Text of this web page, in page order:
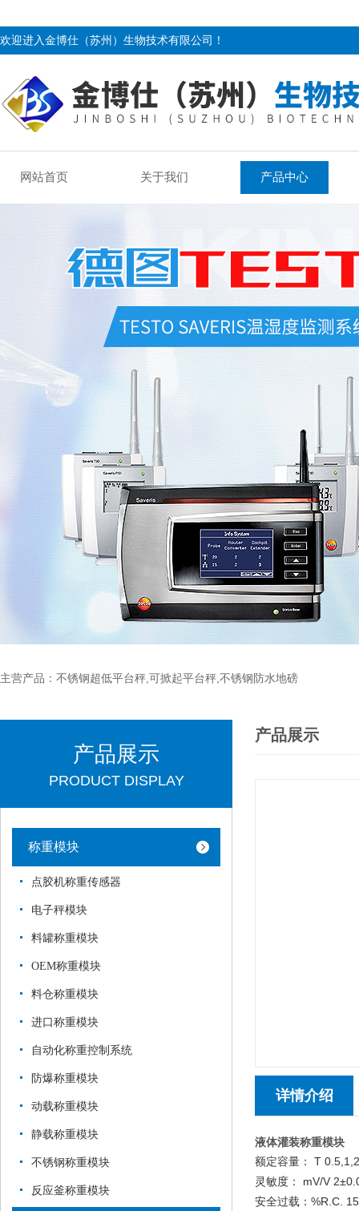
欢迎进入金博仕（苏州）生物技术有限公司！
网站首页 关于我们 产品中心
主营产品：不锈钢超低平台秤,可掀起平台秤,不锈钢防水地磅
产品展示
PRODUCT DISPLAY
称重模块
点胶机称重传感器
电子秤模块
料罐称重模块
OEM称重模块
料仓称重模块
进口称重模块
自动化称重控制系统
防爆称重模块
动载称重模块
静载称重模块
不锈钢称重模块
反应釜称重模块
产品展示
详情介绍
液体灌装称重模块
额定容量： T
灵敏度： mV/V
安全过载：%R.C.